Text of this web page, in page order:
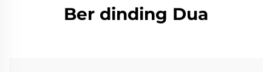
Ber dinding Dua